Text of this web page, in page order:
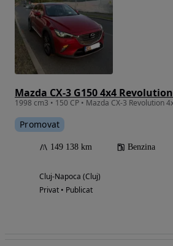
Mazda CX-3 G150 4x4 Revolution
Promovat
149 138 km Benzina
Cluj-Napoca (Cluj)
Privat • Publicat